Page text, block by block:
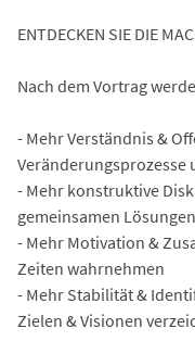
ENTDECKEN SIE DIE
Nach dem Vortrag
- Mehr Verständnis &
Veränderungsprozesse
- Mehr konstruktive
gemeinsamen
- Mehr Motivation &
Zeiten wahrnehmen
- Mehr Stabilität &
Zielen & Visionen